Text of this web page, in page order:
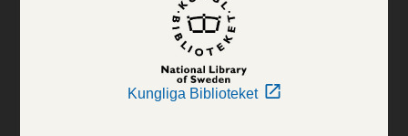
Kungliga Biblioteket